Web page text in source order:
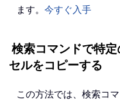
ます。 今すぐ入手
検索コマンドで特
セルをコピーする
この方法では、検索コ